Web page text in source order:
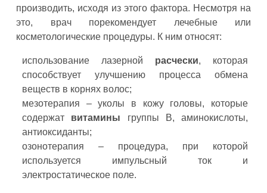
производить, исходя из этого фактора. Несмотря на
это, врач порекомендует лечебные или
косметологические процедуры. К ним относят:
использование лазерной расчески, которая
способствует улучшению процесса обмена
веществ в корнях волос;
мезотерапия – уколы в кожу головы, которые
содержат витамины группы В, аминокислоты,
антиоксиданты;
озонотерапия – процедура, при которой
используется импульсный ток и
электростатическое поле.